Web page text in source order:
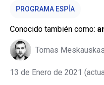
PROGRAMA ESPÍA
Conocido también como:
Tomas Meskauskas
13 de Enero de 2021